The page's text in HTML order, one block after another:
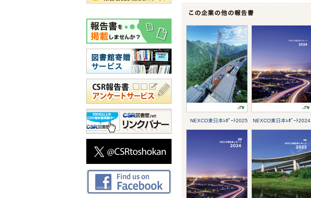
NEXCO東日本ﾚﾎﾟｰﾄ2025 NEXCO東日本ﾚﾎﾟｰﾄ2024